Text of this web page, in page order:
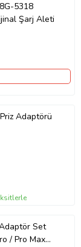
5318
Şarj Aleti
Adaptörü
Set
/ Pro Max